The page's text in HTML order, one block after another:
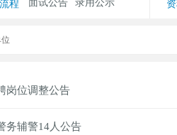
团队 学员风采
流程
面试公告
录用公示
岗位调整公告
务辅警14人公告